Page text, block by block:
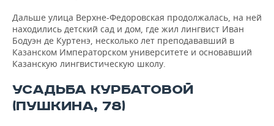
Дальше улица Верхне-Федоровская продолжалась, на ней
находились детский сад и дом, где жил лингвист Иван
Бодуэн де Куртенэ, несколько лет преподававший в
Казанском Императорском университете и основавший
Казанскую лингвистическую школу.
УСАДЬБА КУРБАТОВОЙ
(ПУШКИНА, 78)